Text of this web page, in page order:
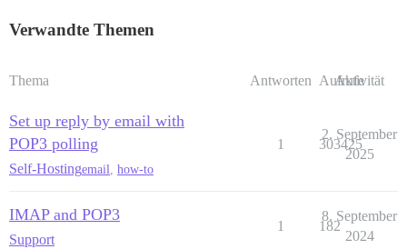
Verwandte Themen
Thema Antworten Aufrufe
Aktivität
Set up reply by email with
POP3 polling
Self-Hostingemail how-to
1 303425
2. September
2025
IMAP and POP3
Support
1 182
8. September
2024